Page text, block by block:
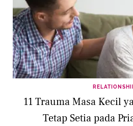
11 Trauma Masa Kecil
Tetap Setia pada